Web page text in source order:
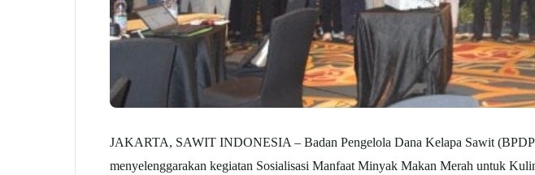
JAKARTA, SAWIT INDONESIA – Badan Pengelola Dana Kelapa Sawit
menyelenggarakan kegiatan Sosialisasi Manfaat Minyak Makan Merah untuk